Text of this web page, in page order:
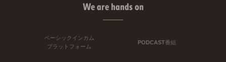
We are hands on
ベーシックインカム
プラットフォーム
PODCAST番組